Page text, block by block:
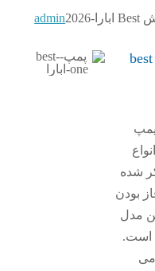
admin2026-